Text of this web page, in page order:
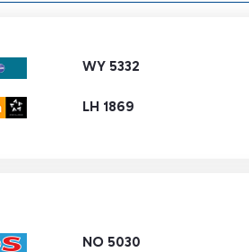
WY 5332
LH 1869
NO 5030